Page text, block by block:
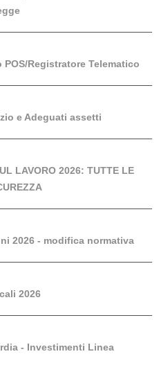
Registratore Telematico
e Adeguati assetti
LAVORO 2026: TUTTE LE
2026 - modifica normativa
2026
- Investimenti Linea